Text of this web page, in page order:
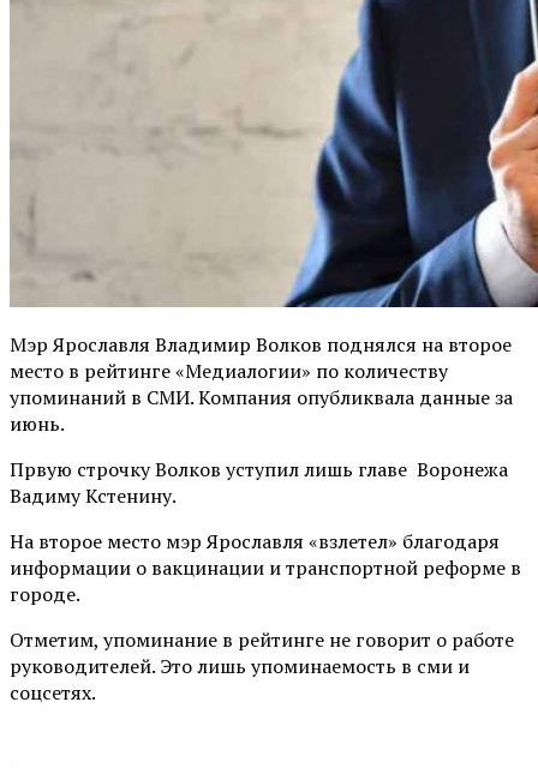
Мэр Ярославля Владимир Волков поднялся на второе
место в рейтинге «Медиалогии» по количеству
упоминаний в СМИ. Компания опубликвала данные за
июнь.
Првую строчку Волков уступил лишь главе Воронежа
Вадиму Кстенину.
На второе место мэр Ярославля «взлетел» благодаря
информации о вакцинации и транспортной реформе в
городе.
Отметим, упоминание в рейтинге не говорит о работе
руководителей. Это лишь упоминаемость в сми и
соцсетях.